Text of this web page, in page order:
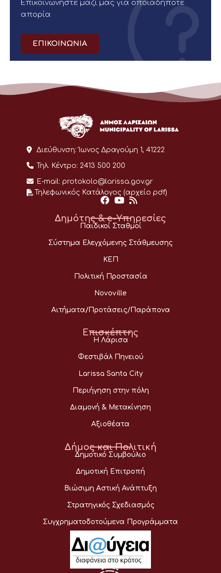
Επικοινωνήστε μαζί μας για οποιαδήποτε
απορία
ΕΠΙΚΟΙΝΩΝΙΑ
Διεύθυνση: Ίωνος Δραγούμη 1, 41222
Τηλ. Κέντρο: 2413 500 200
E-mail: protokolo@larissa.gov.gr
Τηλεφωνικός Κατάλογος (αρχείο pdf)
Δημότης & e-Υπηρεσίες
Παιδικοί Σταθμοί
Σύστημα Ελεγχόμενης Στάθμευσης
ΚΕΠ
Πολιτική Προστασία
Novoville
Αιτήματα/Προτάσεις/Παράπονα
Επισκέπτης
Η Λάρισα
Φεστιβάλ Πηνειού
Larissa Santa City
Περιήγηση στην πόλη
Διαμονή & Μετακίνηση
Αξιοθέατα
Δήμος και Πολιτική
Δημοτικό Συμβούλιο
Δημοτική Επιτροπή
Βιώσιμη Αστική Ανάπτυξη
Στρατηγικός Σχεδιασμός
Συγχρηματοδοτούμενα Προγράμματα